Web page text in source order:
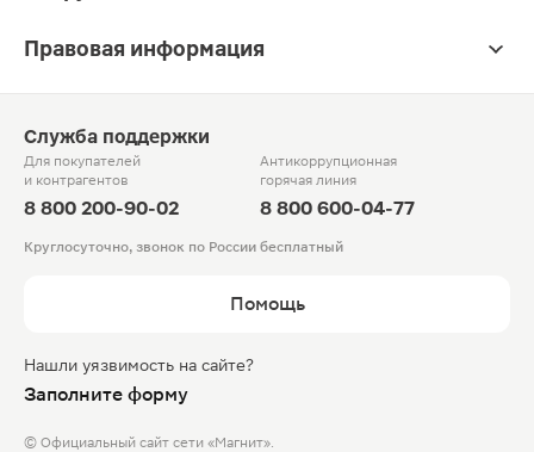
Правовая информация
Служба поддержки
Для покупателей
и контрагентов
8 800 200-90-02
Антикоррупционная
горячая линия
8 800 600-04-77
Круглосуточно, звонок по России бесплатный
Помощь
Нашли уязвимость на сайте?
Заполните форму
© Официальный сайт сети «Магнит».